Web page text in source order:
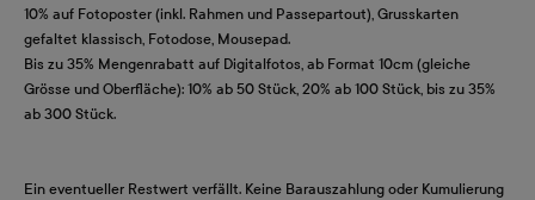
10% auf Fotoposter (inkl. Rahmen und Passepartout), Grusskarten
gefaltet klassisch, Fotodose, Mousepad.
Bis zu 35% Mengenrabatt auf Digitalfotos, ab Format 10cm (gleiche
Grösse und Oberfläche): 10% ab 50 Stück, 20% ab 100 Stück, bis zu 35%
ab 300 Stück.
Ein eventueller Restwert verfällt. Keine Barauszahlung oder Kumulierung